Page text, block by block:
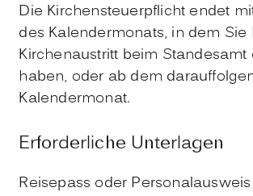
Die Kirchensteuerpflicht endet
des Kalendermonats, in dem Sie
Kirchenaustritt beim Standesamt
haben, oder ab dem
Kalendermonat.
Erforderliche Unterlagen
Reisepass oder Personalausweis